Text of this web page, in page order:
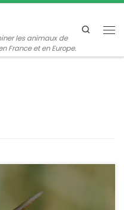
les animaux de
France et en Europe.
Search